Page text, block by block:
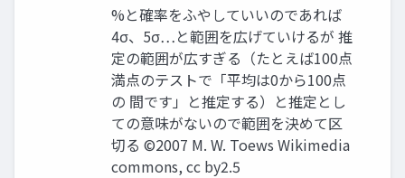
%と確率をふやしていいのであれば
4σ、5σ…と範囲を広げていけるが 推
定の範囲が広すぎる（たとえば100点
満点のテストで「平均は0から100点
の 間です」と推定する）と推定とし
ての意味がないので範囲を決めて区
切る ©2007 M. W. Toews Wikimedia
commons, cc by2.5